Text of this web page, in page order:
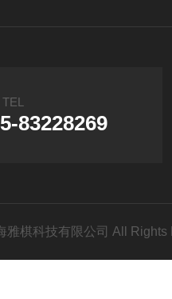
83228269
雅棋科技有限公司 All